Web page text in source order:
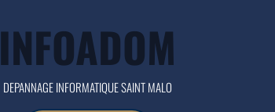
INFOADOM
DEPANNAGE INFORMATIQUE SAINT MALO